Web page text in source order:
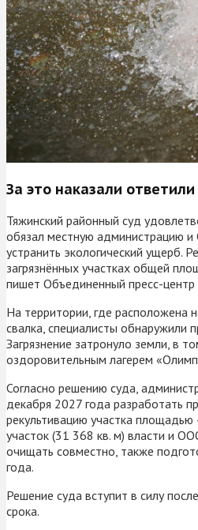
За это наказали
Тяжинский районный суд
обязал местную администрацию
устранить экологический ущерб.
загрязнённых участках общей
пишет Объединенный пресс-центр
На территории, где расположена
свалка, специалисты обнаружили
Загрязнение затронуло земли, в
оздоровительным лагерем
Согласно решению суда,
декабря 2027 года разработать
рекультивацию участка
участок (31 368 кв. м) власти и
очищать совместно, также
года.
Решение суда вступит в силу
срока.